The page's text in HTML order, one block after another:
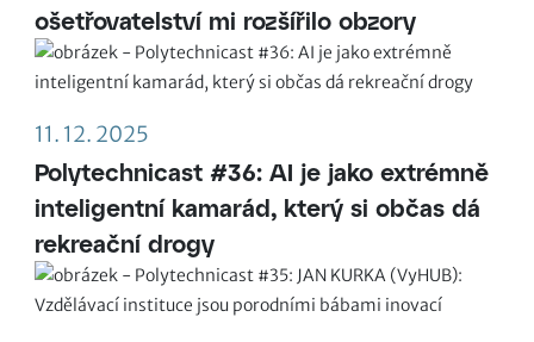
ošetřovatelství mi rozšířilo obzory
11. 12. 2025
Polytechnicast #36: AI je jako extrémně
inteligentní kamarád, který si občas dá
rekreační drogy